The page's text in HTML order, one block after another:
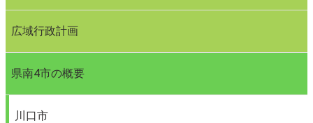
広域行政計画
県南4市の概要
川口市